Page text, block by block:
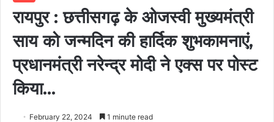
रायपुर : छत्तीसगढ़ के ओजस्वी मुख्यमंत्री
साय को जन्मदिन की हार्दिक शुभकामनाएं,
प्रधानमंत्री नरेन्द्र मोदी ने एक्स पर पोस्ट
किया…
February 22, 2024 1 minute read